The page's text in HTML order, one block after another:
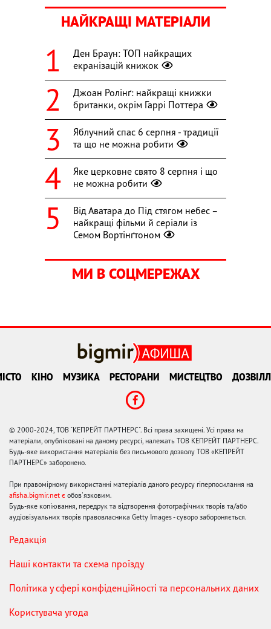
НАЙКРАЩІ МАТЕРІАЛИ
Ден Браун: ТОП найкращих
екранізацій книжок
Джоан Ролінґ: найкращі книжки
британки, окрім Гаррі Поттера
Яблучний спас 6 серпня - традиції
та що не можна робити
Яке церковне свято 8 серпня і що
не можна робити
Від Аватара до Під стягом небес –
найкращі фільми й серіали із
Семом Вортінґтоном
МИ В СОЦМЕРЕЖАХ
КІНО МУЗИКА РЕСТОРАНИ МИСТЕЦТВО
© 2000-2024, ТОВ "КЕПРЕЙТ ПАРТНЕРС". Всі права захищені. Усі права на
матеріали, опубліковані на даному ресурсі, належать ТОВ КЕПРЕЙТ ПАРТНЕРС.
Будь-яке використання матеріалів без письмового дозволу ТОВ «КЕПРЕЙТ
ПАРТНЕРС» заборонено.
При правомірному використанні матеріалів даного ресурсу гіперпосилання на
afisha.bigmir.net є обов'язковим.
Будь-яке копіювання, передрук та відтворення фотографічних творів та/або
аудіовізуальних творів правовласника Getty Images - суворо забороняється.
Редакція
Наші контакти та схема проїзду
Політика у сфері конфіденційності та персональних даних
Користувача угода